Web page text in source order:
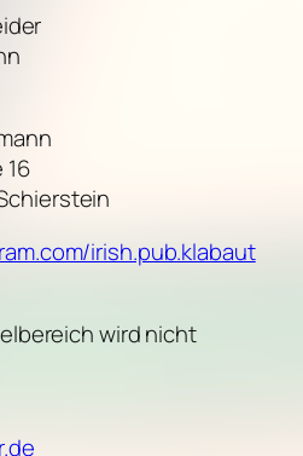
irish.pub.klabaut
wird nicht